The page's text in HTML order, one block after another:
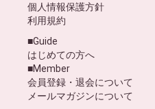
個人情報保護方針
利用規約
■Guide
はじめての方へ
■Member
会員登録・退会について
メールマガジンについて